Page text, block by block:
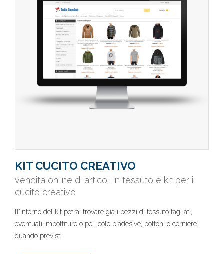
KIT CUCITO CREATIVO
vendita online di articoli in tessuto e kit per il
cucito creativo
ll'interno del kit potrai trovare già i pezzi di tessuto tagliati,
eventuali imbottiture o pellicole biadesive, bottoni o cerniere
quando previst..